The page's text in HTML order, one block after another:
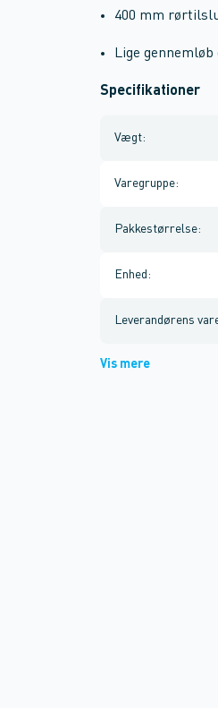
400 mm
Lige
Specifikationer
Vægt:
Varegruppe:
Pakkestørrelse:
Enhed :
Leverandørens
Vis mere